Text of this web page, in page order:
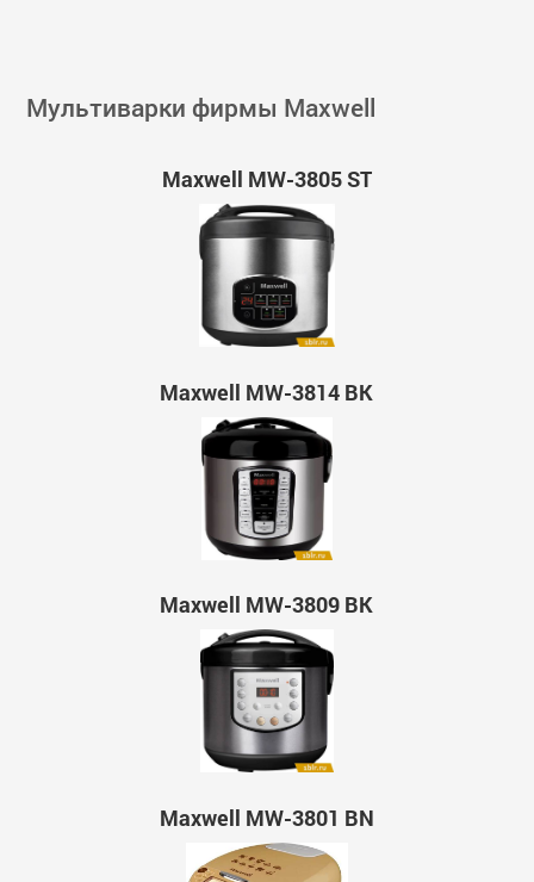
Мультиварки фирмы Maxwell
Maxwell MW-3805 ST
Maxwell MW-3814 BK
Maxwell MW-3809 BK
Maxwell MW-3801 BN